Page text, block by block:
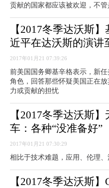
贡献的国家都应该被欢迎，不管
【2017冬季达沃斯
近平在达沃斯的演讲
2017年01月21 07:39:26
前美国国务卿基辛格表示，新
角色，回答那些怀疑美国正在
力或贡献的担忧
【2017冬季达沃斯
车：各种“没准备好”
2017年01月21 07:30:29
相比于技术难题，应用、伦理
【2017冬季达沃斯